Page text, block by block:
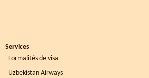
Services
Formalités de visa
Uzbekistan Airways